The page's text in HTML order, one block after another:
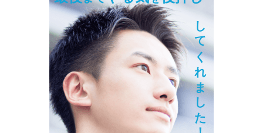
してくれました！